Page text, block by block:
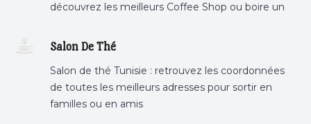
découvrez les meilleurs Coffee Shop ou boire un
Salon De Thé
Salon de thé Tunisie : retrouvez les coordonnées
de toutes les meilleurs adresses pour sortir en
familles ou en amis